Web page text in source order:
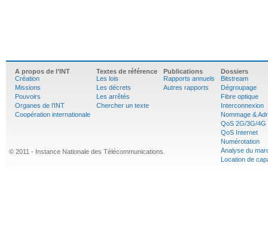
A propos de l’INT
Création
Missions
Pouvoirs
Organes de l’INT
Coopération internationale
Textes de référence
Les lois
Les décrets
Les arrêtés
Chercher un texte
Publications
Rapports annuels
Autres rapports
Dossiers
Bitstream
Dégroupage
Fibre optique
Interconnexion
Nommage &
QoS 2G/3G/4G
QoS Internet
Numérotation
Analyse du
Location de
© 2011 - Instance Nationale des Télécommunications.